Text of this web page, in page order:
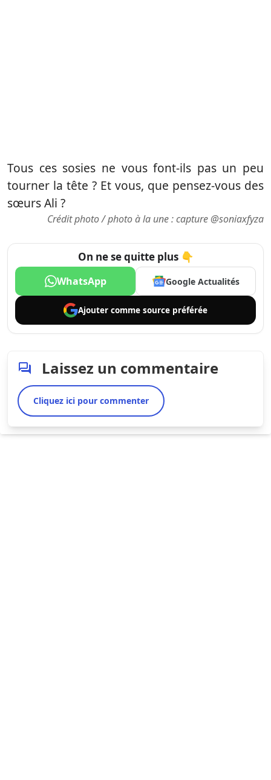
Tous ces sosies ne vous font-ils pas un peu
tourner la tête ? Et vous, que pensez-vous des
sœurs Ali ?
Crédit photo / photo à la une : capture @soniaxfyza
On ne se quitte plus 👇
WhatsApp Google Actualités
Ajouter comme source préférée
Laissez un commentaire
Cliquez ici pour commenter